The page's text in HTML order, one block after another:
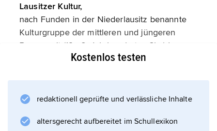
Lausitzer Kultur,
nach Funden in der Niederlausitz benannte
Kulturgruppe der mittleren und jüngeren
Bronzezeit (12.–8. Jahrhundert v. Chr.) im
östlichen Mitteleuropa. Kennzeichnend ist die
Archäologische Quellengrundlage der
Gesamtverbreitungsgebiet Südost-
Kostenlos testen
redaktionell geprüfte und verlässliche Inhalte
altersgerecht aufbereitet im Schullexikon